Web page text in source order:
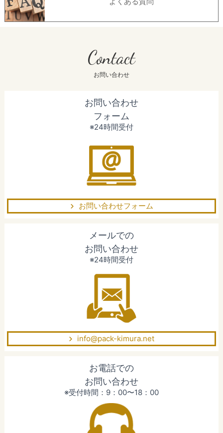
Contact
お問い合わせ
お問い合わせ
フォーム
※24時間受付
お問い合わせフォーム
メールでの
お問い合わせ
※24時間受付
info@pack-kimura.net
お電話での
お問い合わせ
※受付時間：9：00〜18：00